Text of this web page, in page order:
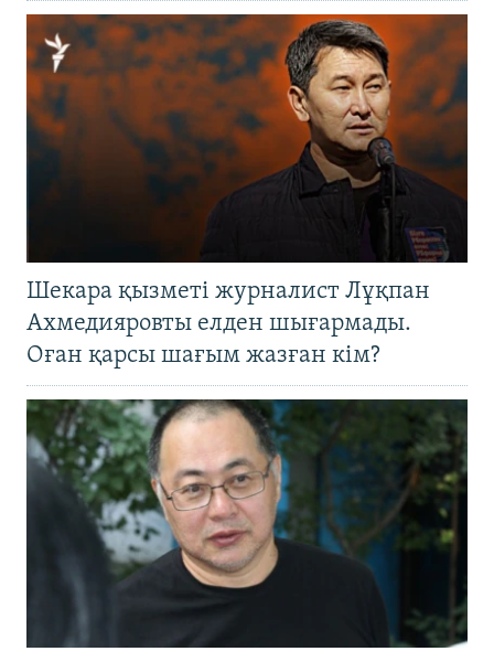
Шекара қызметі журналист Лұқпан
Ахмедияровты елден шығармады.
Оған қарсы шағым жазған кім?